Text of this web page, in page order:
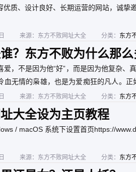
优质、设计良好、长期运营的网站，诚挚
来源：东方不败网址大全 分类： 东方
？东方不败为什么那
爱，不是因为他“好”，而是因为他复杂、
血无情的枭雄，也是为爱痴狂的凡人。
来源：东方不败网址大全 分类： 东方
大全设为主页教程
/ macOS 系统下设置首页https://
来源：东方不败网址大全 分类： 东方